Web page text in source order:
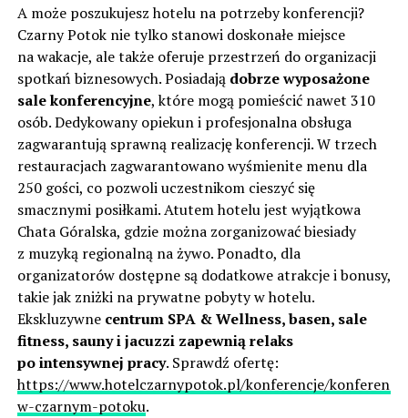
A może poszukujesz hotelu na potrzeby konferencji?
Czarny Potok nie tylko stanowi doskonałe miejsce
na wakacje, ale także oferuje przestrzeń do organizacji
spotkań biznesowych. Posiadają dobrze wyposażone
sale konferencyjne, które mogą pomieścić nawet 310
osób. Dedykowany opiekun i profesjonalna obsługa
zagwarantują sprawną realizację konferencji. W trzech
restauracjach zagwarantowano wyśmienite menu dla
250 gości, co pozwoli uczestnikom cieszyć się
smacznymi posiłkami. Atutem hotelu jest wyjątkowa
Chata Góralska, gdzie można zorganizować biesiady
z muzyką regionalną na żywo. Ponadto, dla
organizatorów dostępne są dodatkowe atrakcje i bonusy,
takie jak zniżki na prywatne pobyty w hotelu.
Ekskluzywne centrum SPA & Wellness, basen, sale
fitness, sauny i jacuzzi zapewnią relaks
po intensywnej pracy. Sprawdź ofertę:
https://www.hotelczarnypotok.pl/konferencje/
w-czarnym-potoku.